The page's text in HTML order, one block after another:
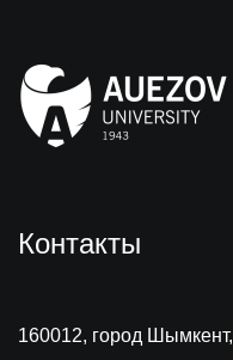
Контакты
160012, город Шымкент,